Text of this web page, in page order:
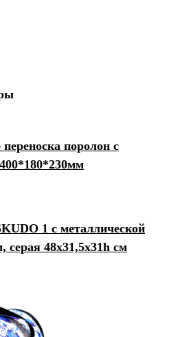
поролон с
1 с металлической
серая 48х31,5х31h см